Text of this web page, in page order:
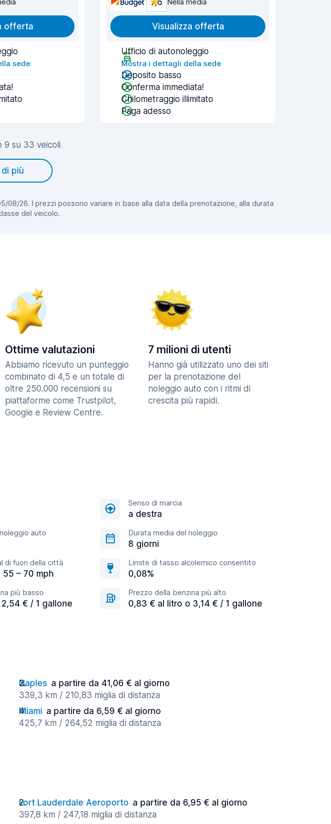
offerta
sede
7,6
Visualizza offerta
Ufficio di autonoleggio
Mostra i dettagli della sede
Deposito basso
Conferma immediata!
Chilometraggio illimitato
Paga adesso
9 su 33 veicoli
più
26. I prezzi possono variare in base alla data della prenotazione, alla durata
del veicolo.
Ottime valutazioni
Abbiamo ricevuto un punteggio
combinato di 4,5 e un totale di
oltre 250.000 recensioni su
piattaforme come Trustpilot,
Google e Review Centre.
7 milioni di utenti
Hanno già utilizzato uno dei siti
per la prenotazione del
noleggio auto con i ritmi di
crescita più rapidi.
Senso di marcia
a destra
auto Durata media del noleggio
8 giorni
di fuori della città
55 – 70 mph
Limite di tasso alcolemico consentito
0,08%
più basso
€ / 1 gallone
Prezzo della benzina più alto
0,83 € al litro o 3,14 € / 1 gallone
Naples a partire da 41,06 € al giorno
339,3 km / 210,83 miglia di distanza
Miami a partire da 6,59 € al giorno
425,7 km / 264,52 miglia di distanza
Fort Lauderdale Aeroporto a partire da 6,95 € al giorno
397,8 km / 247,18 miglia di distanza